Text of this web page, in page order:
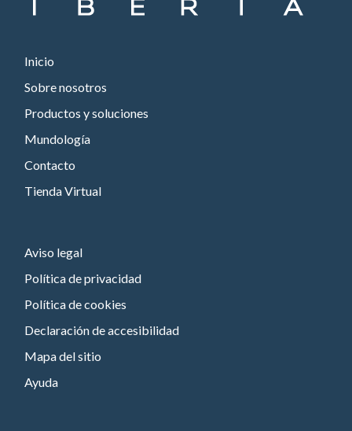
Inicio
Sobre nosotros
Productos y soluciones
Mundología
Contacto
Tienda Virtual
Aviso legal
Política de privacidad
Política de cookies
Declaración de accesibilidad
Mapa del sitio
Ayuda